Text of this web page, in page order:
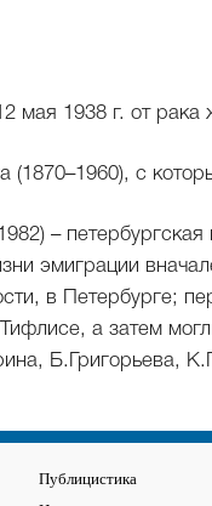
мая 1938 г. от
(1870–1960), с
–
эмиграции
в Петербурге;
а затем
Б.Григорьева,
Публицистика